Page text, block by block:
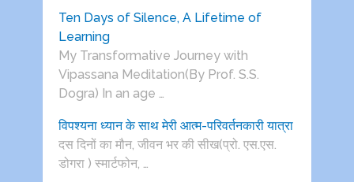
Ten Days of Silence, A Lifetime of
Learning
My Transformative Journey with
Vipassana Meditation(By Prof. S.S.
Dogra) In an age …
विपश्यना ध्यान के साथ मेरी आत्म-परिवर्तनकारी यात्रा
दस दिनों का मौन, जीवन भर की सीख(प्रो. एस.एस.
डोगरा ) स्मार्टफोन, …